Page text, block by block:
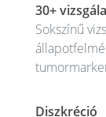
30+
Sokszínű
Diszkréció